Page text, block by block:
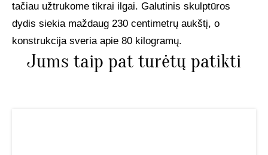
tačiau užtrukome tikrai ilgai. Galutinis skulptūros
dydis siekia maždaug 230 centimetrų aukštį, o
konstrukcija sveria apie 80 kilogramų.
Jums taip pat turėtų patikti